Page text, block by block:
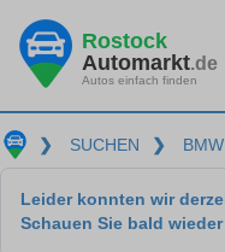
Rostock
Automarkt.de
Autos einfach finden
❯ SUCHEN ❯ BMW
Leider konnten wir
Schauen Sie bald